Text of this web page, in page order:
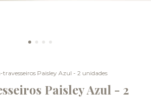
travesseiros Paisley Azul - 2 unidades
Paisley Azul - 2